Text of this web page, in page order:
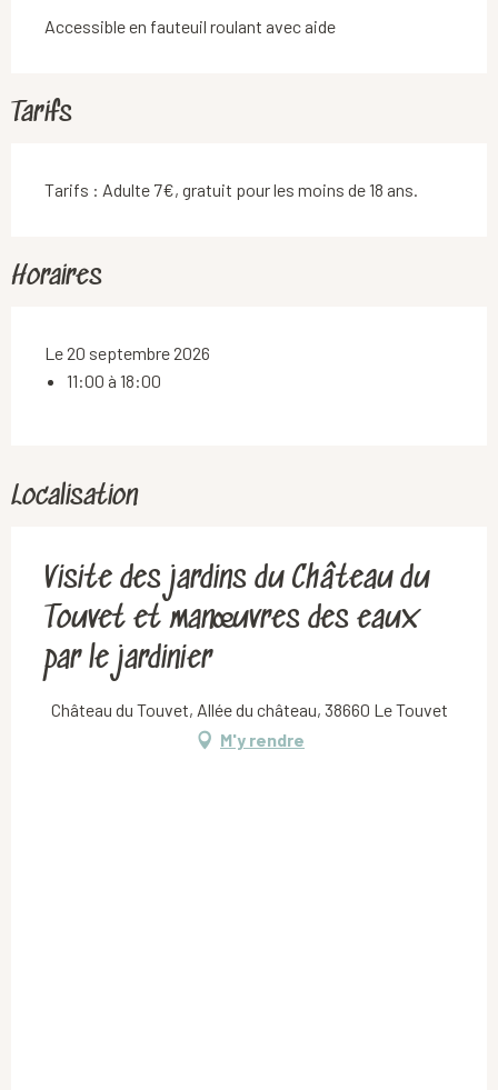
Accessible en fauteuil roulant avec aide
Tarifs
Tarifs : Adulte 7€, gratuit pour les moins de 18 ans.
Horaires
Le 20 septembre 2026
11:00 à 18:00
Localisation
Visite des jardins du Château du
Touvet et manœuvres des eaux
par le jardinier
Château du Touvet, Allée du château, 38660 Le Touvet
M'y rendre